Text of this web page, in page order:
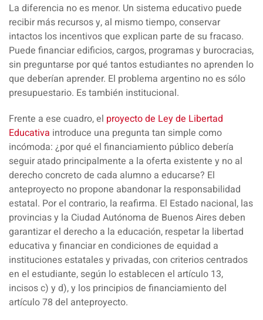
La diferencia no es menor. Un sistema educativo puede
recibir más recursos y, al mismo tiempo, conservar
intactos los incentivos que explican parte de su fracaso.
Puede financiar edificios, cargos, programas y burocracias,
sin preguntarse por qué tantos estudiantes no aprenden lo
que deberían aprender. El problema argentino no es sólo
presupuestario. Es también institucional.
Frente a ese cuadro, el proyecto de Ley de Libertad
Educativa introduce una pregunta tan simple como
incómoda: ¿por qué el financiamiento público debería
seguir atado principalmente a la oferta existente y no al
derecho concreto de cada alumno a educarse? El
anteproyecto no propone abandonar la responsabilidad
estatal. Por el contrario, la reafirma. El Estado nacional, las
provincias y la Ciudad Autónoma de Buenos Aires deben
garantizar el derecho a la educación, respetar la libertad
educativa y financiar en condiciones de equidad a
instituciones estatales y privadas, con criterios centrados
en el estudiante, según lo establecen el artículo 13,
incisos c) y d), y los principios de financiamiento del
artículo 78 del anteproyecto.